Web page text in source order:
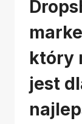
który
jest